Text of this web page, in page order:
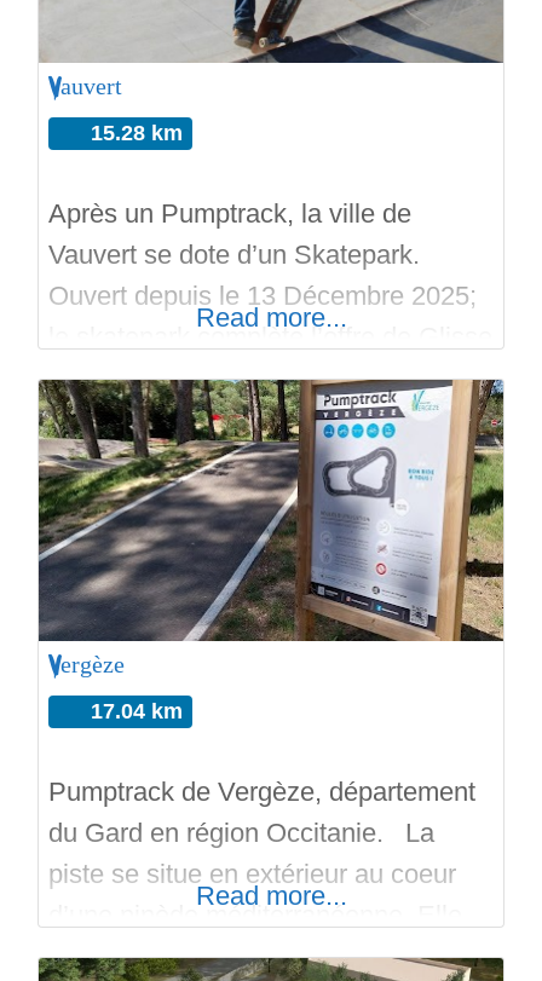
Vauvert
15.28 km
Après un Pumptrack, la ville de
Vauvert se dote d’un Skatepark.
Ouvert depuis le 13 Décembre 2025;
le skatepark complète l’offre de Glisse
du Gard. Vauvert signe ici la création
d’un Pumptrack et d’un Skatepark sur
la Pleine des Sports René Girard. Le
Pumptrack classique possède en plus
de virages relevés, bosses et
plateformes, un virage surelevés en
Read more...
Vergèze
17.04 km
Pumptrack de Vergèze, département
du Gard en région Occitanie. La
piste se situe en extérieur au coeur
d’une pinède méditerranéenne. Elle
est faite en asphalte urbain, d’une
Read more...